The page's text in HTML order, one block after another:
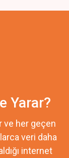
Yarar?
ve her geçen
veri daha
internet